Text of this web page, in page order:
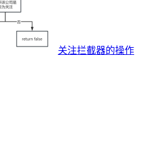
关注拦截器的操作